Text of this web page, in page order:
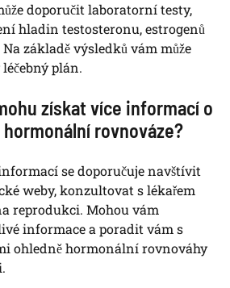
doporučit laboratorní testy,
hladin testosteronu, estrogenů
základě výsledků vám může
plán.
získat více informací o
rovnováze?
se doporučuje navštívit
weby, konzultovat s lékařem
reprodukci. Mohou vám
informace a poradit vám s
ohledně hormonální rovnováhy